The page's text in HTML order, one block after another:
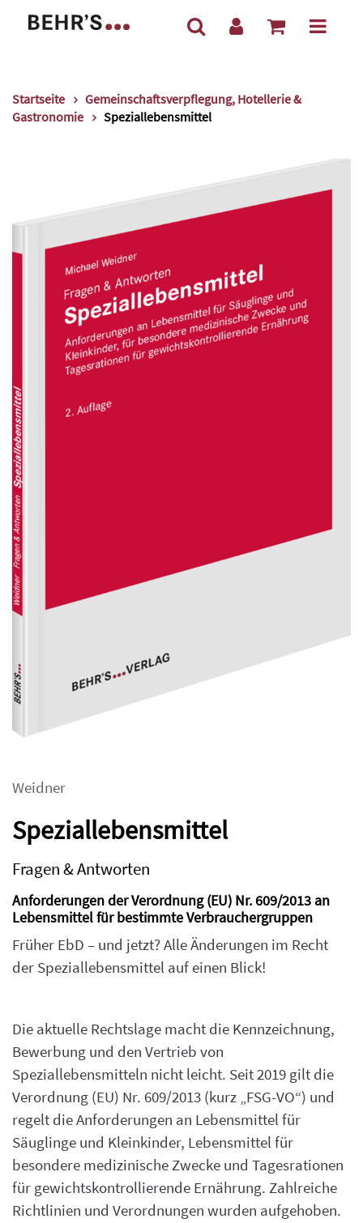
Startseite
Gemeinschaftsverpflegung, Hotellerie &
Gastronomie
Speziallebensmittel
Weidner
Speziallebensmittel
Fragen & Antworten
Anforderungen der Verordnung (EU) Nr. 609/2013 an
Lebensmittel für bestimmte Verbrauchergruppen
Früher EbD – und jetzt? Alle Änderungen im Recht
der Speziallebensmittel auf einen Blick!
Die aktuelle Rechtslage macht die Kennzeichnung,
Bewerbung und den Vertrieb von
Speziallebensmitteln nicht leicht. Seit 2019 gilt die
Verordnung (EU) Nr. 609/2013 (kurz „FSG-VO“) und
regelt die Anforderungen an Lebensmittel für
Säuglinge und Kleinkinder, Lebensmittel für
besondere medizinische Zwecke und Tagesrationen
für gewichtskontrollierende Ernährung. Zahlreiche
Richtlinien und Verordnungen wurden aufgehoben.